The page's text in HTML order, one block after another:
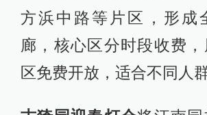
方浜中路等片区，形成
廊，核心区分时段收费
区免费开放，适合不同人群